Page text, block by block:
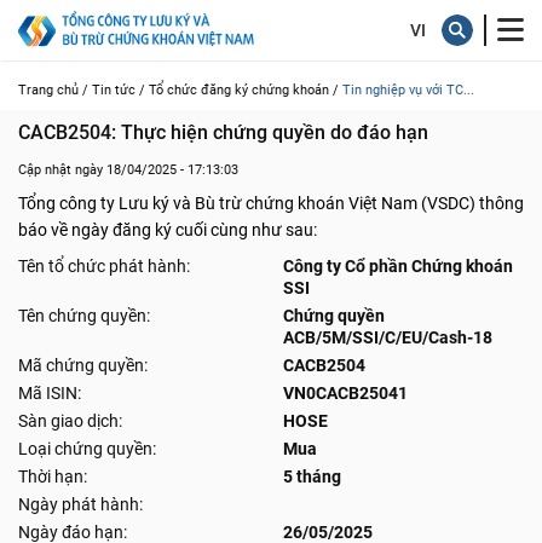
Trang chủ / Tin tức / Tổ chức đăng ký chứng khoán / Tin nghiệp vụ với TC...
CACB2504: Thực hiện chứng quyền do đáo hạn
Cập nhật ngày 18/04/2025 - 17:13:03
Tổng công ty Lưu ký và Bù trừ chứng khoán Việt Nam (VSDC) thông
báo về ngày đăng ký cuối cùng như sau:
Tên tổ chức phát hành:
Công ty Cổ phần Chứng khoán
SSI
Tên chứng quyền:
Chứng quyền
ACB/5M/SSI/C/EU/Cash-18
Mã chứng quyền:
CACB2504
Mã ISIN:
VN0CACB25041
Sàn giao dịch:
HOSE
Loại chứng quyền:
Mua
Thời hạn:
5 tháng
Ngày phát hành:
Ngày đáo hạn:
26/05/2025